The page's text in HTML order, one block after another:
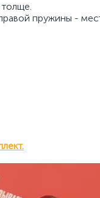
пружины -